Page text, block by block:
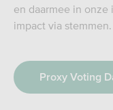
en daarmee in
impact via stemmen.
Proxy Voting